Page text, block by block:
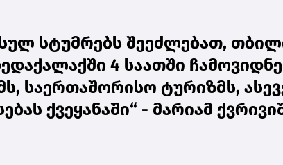
სტუმრებს შეეძლებათ,
4 საათში
საერთაშორისო ტურიზმს,
ქვეყანაში“ - მარიამ